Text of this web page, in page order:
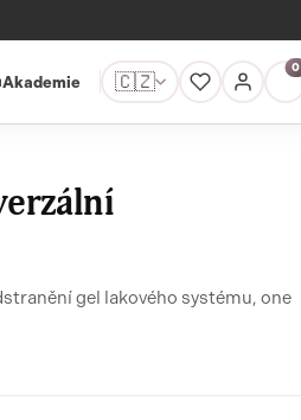
Akademie 🇨🇿
0
gel lakového systému, one